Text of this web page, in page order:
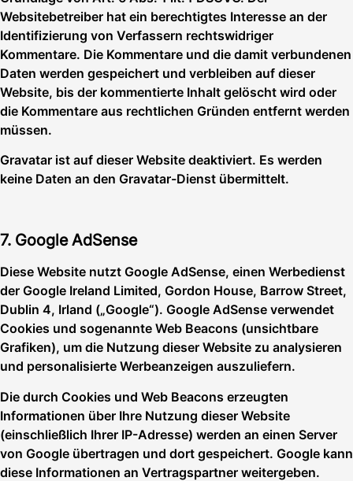
Websitebetreiber hat ein berechtigtes Interesse an der
Identifizierung von Verfassern rechtswidriger
Kommentare. Die Kommentare und die damit verbundenen
Daten werden gespeichert und verbleiben auf dieser
Website, bis der kommentierte Inhalt gelöscht wird oder
die Kommentare aus rechtlichen Gründen entfernt werden
müssen.
Gravatar ist auf dieser Website deaktiviert. Es werden
keine Daten an den Gravatar-Dienst übermittelt.
7. Google AdSense
Diese Website nutzt Google AdSense, einen Werbedienst
der Google Ireland Limited, Gordon House, Barrow Street,
Dublin 4, Irland („Google“). Google AdSense verwendet
Cookies und sogenannte Web Beacons (unsichtbare
Grafiken), um die Nutzung dieser Website zu analysieren
und personalisierte Werbeanzeigen auszuliefern.
Die durch Cookies und Web Beacons erzeugten
Informationen über Ihre Nutzung dieser Website
(einschließlich Ihrer IP-Adresse) werden an einen Server
von Google übertragen und dort gespeichert. Google kann
diese Informationen an Vertragspartner weitergeben.